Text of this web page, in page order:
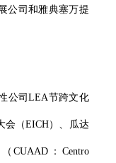
公司和雅典塞万提
公司LEA节跨文化
会（EICH）、瓜达
CUAAD：Centro